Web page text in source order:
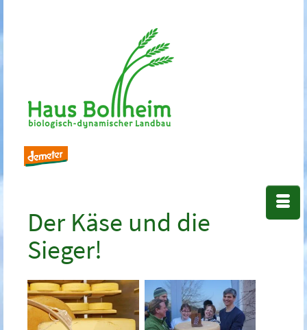
Der Käse und die
Sieger!